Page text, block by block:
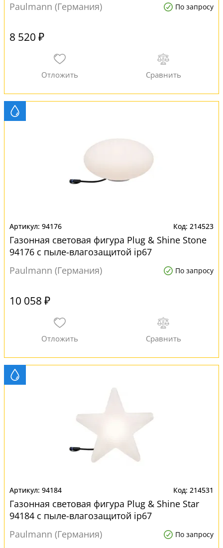
Paulmann (Германия)
По запросу
8 520 ₽
94176 214523
Газонная световая фигура Plug & Shine Stone
94176 с пыле-влагозащитой ip67
Paulmann (Германия)
По запросу
10 058 ₽
94184 214531
Газонная световая фигура Plug & Shine Star
94184 с пыле-влагозащитой ip67
Paulmann (Германия)
По запросу